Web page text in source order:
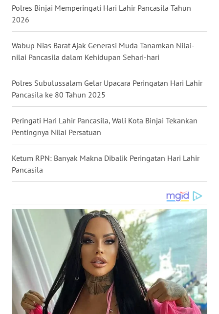
Polres Binjai Memperingati Hari Lahir Pancasila Tahun
2026
Wabup Nias Barat Ajak Generasi Muda Tanamkan Nilai-
nilai Pancasila dalam Kehidupan Sehari-hari
Polres Subulussalam Gelar Upacara Peringatan Hari Lahir
Pancasila ke 80 Tahun 2025
Peringati Hari Lahir Pancasila, Wali Kota Binjai Tekankan
Pentingnya Nilai Persatuan
Ketum RPN: Banyak Makna Dibalik Peringatan Hari Lahir
Pancasila
WN
NUSANTARA
WN
JOGJA
WN
JATIM
WN
BALI
WN
KALBAR
KALTENG
WN
KALTARA
WN
KALSEL
WN
KALTIM